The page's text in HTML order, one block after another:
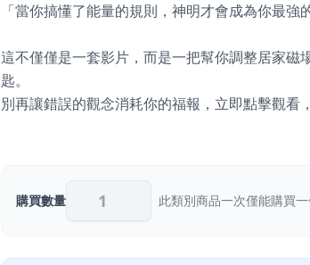
「當你搞懂了能量的規則，神明才會成為你最強
這不僅僅是一套影片，而是一把幫你調整居家磁
匙。
別再讓錯誤的觀念消耗你的福報，立即點擊觀看
購買數量 此類別商品一次僅能購買